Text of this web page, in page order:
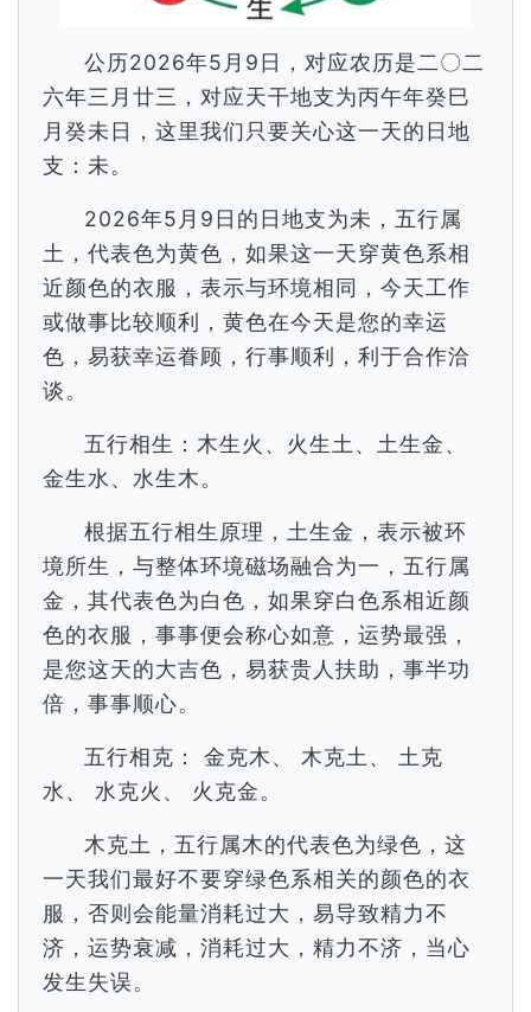
公历2026年5月9日，对应农历是二〇二
六年三月廿三，对应天干地支为丙午年癸巳
月癸未日，这里我们只要关心这一天的日地
支：未。
2026年5月9日的日地支为未，五行属
土，代表色为黄色，如果这一天穿黄色系相
近颜色的衣服，表示与环境相同，今天工作
或做事比较顺利，黄色在今天是您的幸运
色，易获幸运眷顾，行事顺利，利于合作洽
谈。
五行相生：木生火、火生土、土生金、
金生水、水生木。
根据五行相生原理，土生金，表示被环
境所生，与整体环境磁场融合为一，五行属
金，其代表色为白色，如果穿白色系相近颜
色的衣服，事事便会称心如意，运势最强，
是您这天的大吉色，易获贵人扶助，事半功
倍，事事顺心。
五行相克： 金克木、 木克土、 土克
水、 水克火、 火克金。
木克土，五行属木的代表色为绿色，这
一天我们最好不要穿绿色系相关的颜色的衣
服，否则会能量消耗过大，易导致精力不
济，运势衰减，消耗过大，精力不济，当心
发生失误。